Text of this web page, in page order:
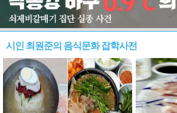
시인 최원준의 음식문화 잡학사전